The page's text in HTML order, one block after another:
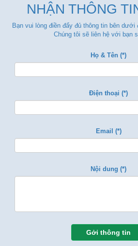
NHẬN THÔNG
Bạn vui lòng điền đẩy đủ thông tin bên
Chúng tôi sẽ liên hệ với bạn
Họ & Tên (*)
Điện thoại (*)
Email (*)
Nội dung (*)
Gởi thông tin